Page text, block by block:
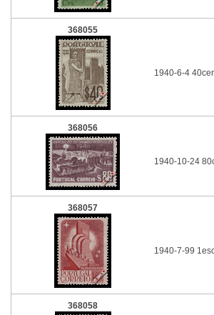
368055
1940-6-4
368056
1940-10-24
368057
1940-7-99
368058